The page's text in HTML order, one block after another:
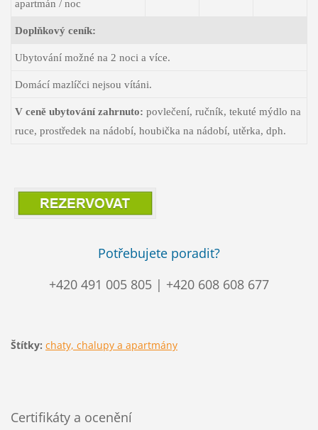
apartmán / noc
Doplňkový ceník:
Ubytování možné na 2 noci a více.
Domácí mazlíčci nejsou vítáni.
V ceně ubytování zahrnuto: povlečení, ručník, tekuté mýdlo na
ruce, prostředek na nádobí, houbička na nádobí, utěrka, dph.
Potřebujete poradit?
+420 491 005 805 | +420 608 608 677
Štítky: chaty, chalupy a apartmány
Certifikáty a ocenění